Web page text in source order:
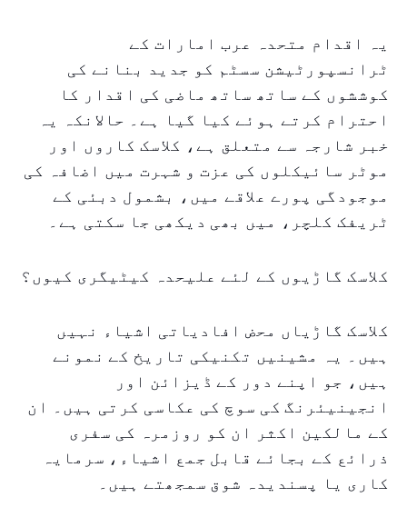
یہ اقدام متحدہ عرب امارات کے
ٹرانسپورٹیشن سسٹم کو جدید بنانے کی
کوششوں کے ساتھ ساتھ ماضی کی اقدار کا
احترام کرتے ہوئے کیا گیا ہے۔ حالانکہ یہ
خبر شارجہ سے متعلق ہے، کلاسک کاروں اور
موٹر سائیکلوں کی عزت و شہرت میں اضافہ کی
موجودگی پورے علاقے میں، بشمول دبئی کے
ٹریفک کلچر، میں بھی دیکھی جا سکتی ہے۔
کلاسک گاڑیوں کے لئے علیحدہ کیٹیگری کیوں؟
کلاسک گاڑیاں محض افادیاتی اشیاء نہیں
ہیں۔ یہ مشینیں تکنیکی تاریخ کے نمونے
ہیں، جو اپنے دور کے ڈیزائن اور
انجینیئرنگ کی سوچ کی عکاسی کرتی ہیں۔ ان
کے مالکین اکثر ان کو روزمرہ کی سفری
ذرائع کے بجائے قابل جمع اشیاء، سرمایہ
کاری یا پسندیدہ شوق سمجھتے ہیں۔